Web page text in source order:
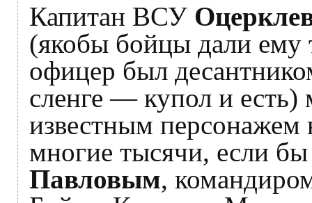
Капитан ВСУ
(якобы бойцы дали ему
офицер был
сленге — купол и есть)
известным персонажем
многие тысячи, если
Павловым,